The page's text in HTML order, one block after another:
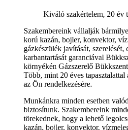
Kiváló szakértelem, 20 év
Szakembereink vállalják
korú kazán, bojler, konvektor,
gázkészülék javítását, szerelését,
karbantartását garanciával
környékén Gázszerelő
Több, mint 20 éves
az Ön rendelkezésére.
Munkánkra minden esetben
biztosítunk. Szakembereink
törekednek, hogy a lehető
kazán, bojler, konvektor,